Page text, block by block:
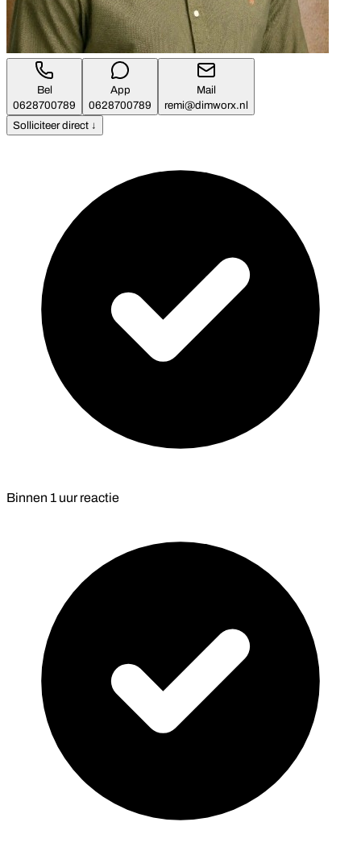
Bel
0628700789
App
0628700789
Mail
remi@dimworx.nl
Solliciteer direct ↓
Binnen 1 uurreactie